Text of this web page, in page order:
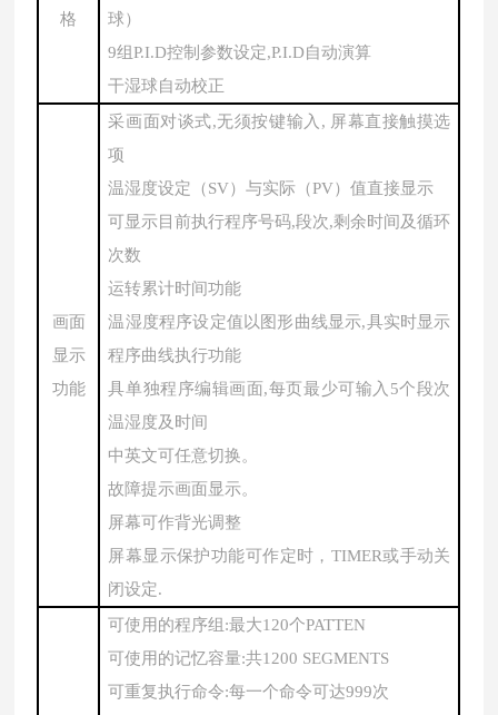
格
球）
9组P.I.D控制参数设定,P.I.D自动演算
干湿球自动校正
画面
显示
功能
采画面对谈式,无须按键输入, 屏幕直接触摸选
项
温湿度设定（SV）与实际（PV）值直接显示
可显示目前执行程序号码,段次,剩余时间及循环
次数
运转累计时间功能
温湿度程序设定值以图形曲线显示,具实时显示
程序曲线执行功能
具单独程序编辑画面,每页最少可输入5个段次
温湿度及时间
中英文可任意切换。
故障提示画面显示。
屏幕可作背光调整
屏幕显示保护功能可作定时， TIMER或手动关
闭设定.
可使用的程序组 :最大120个PATTEN
可使用的记忆容量:共1200 SEGMENTS
可重复执行命令:每一个命令可达999次